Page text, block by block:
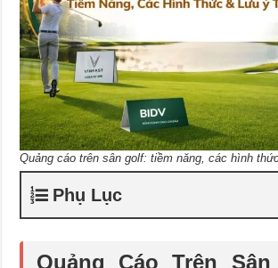
Quảng cáo trên sân golf: tiềm năng, các hình
Phụ Lục
Quảng Cáo Trên